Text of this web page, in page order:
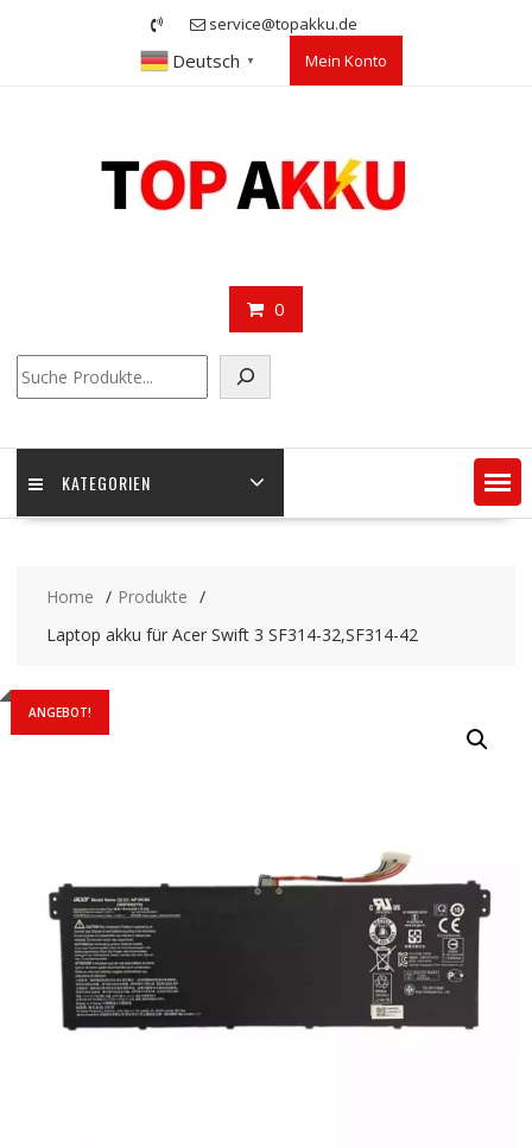
service@topakku.de
Deutsch ▼ Mein Konto
0
KATEGORIEN
Home
Produkte
Laptop akku für Acer Swift 3 SF314-32,SF314-42
ANGEBOT!